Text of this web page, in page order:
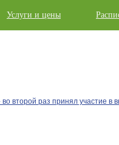
Услуги и цены
второй раз принял участие в